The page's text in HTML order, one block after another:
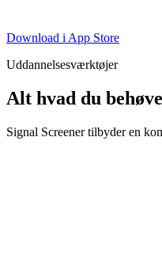
Download i App Store
Uddannelsesværktøjer
Alt hvad du
Signal Screener tilbyder en